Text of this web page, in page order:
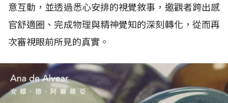
意互動，並透過悉心安排的視覺敘事，邀觀者跨出感
官舒適圈、完成物理與精神覺知的深刻轉化，從而再
次審視眼前所見的真實。